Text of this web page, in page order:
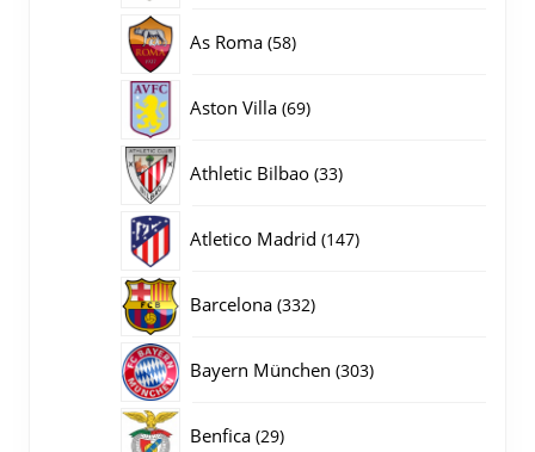
As Roma 5858
Aston Villa 6969
Athletic Bilbao 3333
Atletico Madrid 147147
Barcelona 332332
Bayern München 303303
Benfica 2929